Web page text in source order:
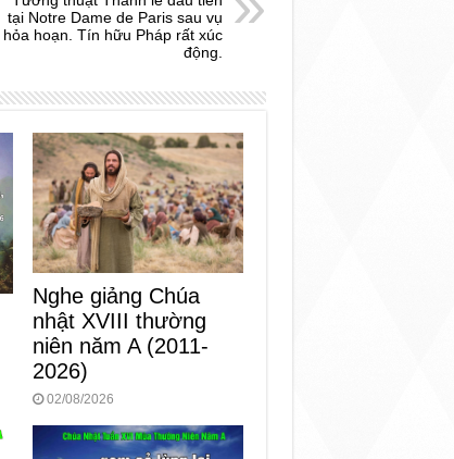
tại Notre Dame de Paris sau vụ
hỏa hoạn. Tín hữu Pháp rất xúc
động.
Nghe giảng Chúa
nhật XVIII thường
niên năm A (2011-
2026)
02/08/2026